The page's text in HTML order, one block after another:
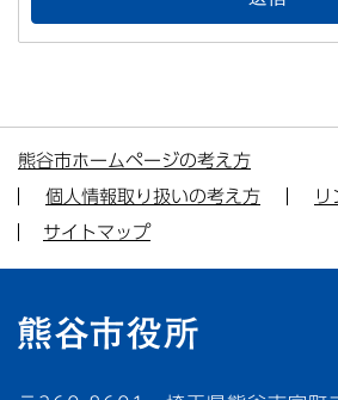
熊谷市ホームページの考え方
個人情報取り扱いの考え方
リ
サイトマップ